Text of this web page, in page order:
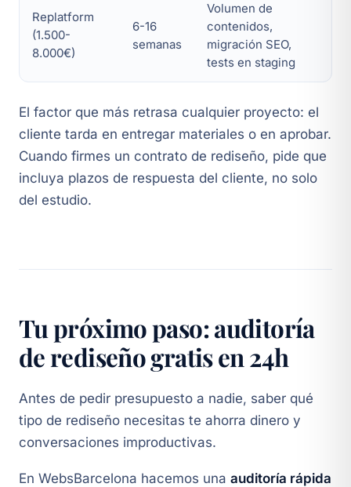
Replatform
(1.500-
8.000€)
6-16
semanas
Volumen de
contenidos,
migración SEO,
tests en staging
El factor que más retrasa cualquier proyecto: el
cliente tarda en entregar materiales o en aprobar.
Cuando firmes un contrato de rediseño, pide que
incluya plazos de respuesta del cliente, no solo
del estudio.
Tu próximo paso: auditoría
de rediseño gratis en 24h
Antes de pedir presupuesto a nadie, saber qué
tipo de rediseño necesitas te ahorra dinero y
conversaciones improductivas.
En WebsBarcelona hacemos una auditoría rápida